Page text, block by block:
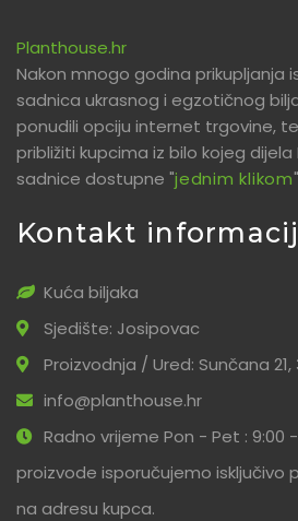
Planthouse.hr
Nakon mnogo godina prikupljanja
sadnica ukrasnog i egzotičnog bilja
ponudili opciju internet trgovine, te
približiti kupcima iz bilo kojeg
sadnice dostupne "jednim klikom
Kontakt
Kuća biljaka
Sjedište: Josipovac
Proizvodnja / Ured: Sunčana 21,
info@planthouse.hr
Radno vrijeme Pon - Pet : 9:00 -
proizvode isporučujemo isključivo
na adresu kupca.